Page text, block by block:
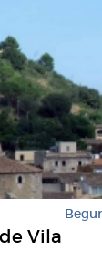
Begur
Vila